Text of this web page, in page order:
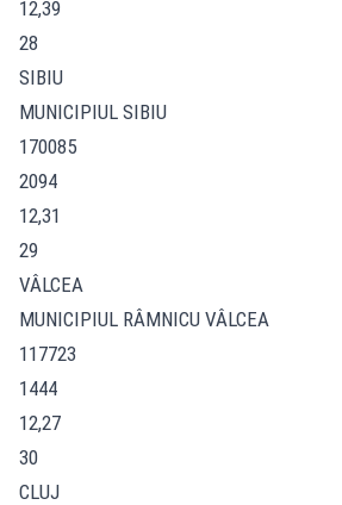
12,39
28
SIBIU
MUNICIPIUL SIBIU
170085
2094
12,31
29
VÂLCEA
MUNICIPIUL RÂMNICU VÂLCEA
117723
1444
12,27
30
CLUJ